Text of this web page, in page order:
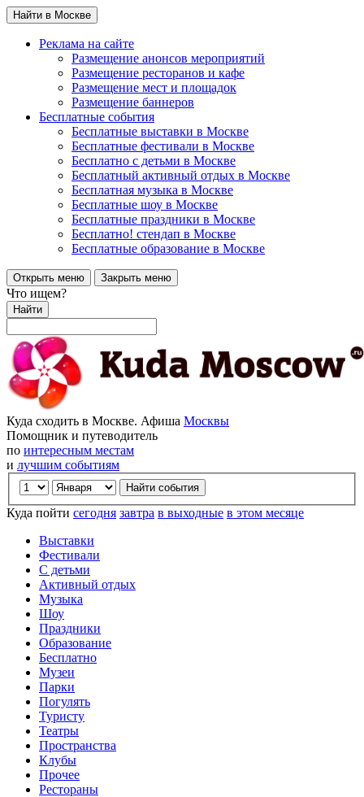
Найти в Москве
Реклама на сайте
Размещение анонсов мероприятий
Размещение ресторанов и кафе
Размещение мест и площадок
Размещение баннеров
Бесплатные события
Бесплатные выставки в Москве
Бесплатные фестивали в Москве
Бесплатно с детьми в Москве
Бесплатный активный отдых в Москве
Бесплатная музыка в Москве
Бесплатные шоу в Москве
Бесплатные праздники в Москве
Бесплатно! стендап в Москве
Бесплатные образование в Москве
Открыть меню Закрыть меню
Что ищем?
Найти
Куда сходить в Москве. Афиша Москвы
Помощник и путеводитель
по интересным местам
и лучшим событиям
Куда пойти сегодня завтра в выходные в этом месяце
Выставки
Фестивали
С детьми
Активный отдых
Музыка
Шоу
Праздники
Образование
Бесплатно
Музеи
Парки
Погулять
Туристу
Театры
Пространства
Клубы
Прочее
Рестораны